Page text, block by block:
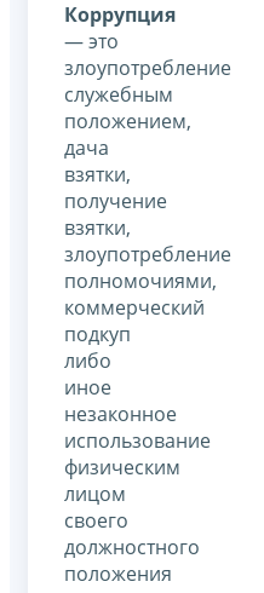
Коррупция
— это
злоупотребление
служебным
положением,
дача
взятки,
получение
взятки,
злоупотребление
полномочиями,
коммерческий
подкуп
либо
иное
незаконное
использование
физическим
лицом
своего
должностного
положения